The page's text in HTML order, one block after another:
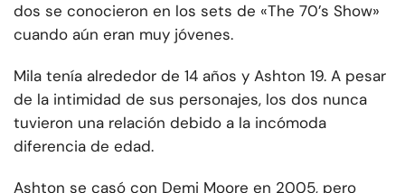
dos se conocieron en los sets de «The 70’s Show»
cuando aún eran muy jóvenes.
Mila tenía alrededor de 14 años y Ashton 19. A pesar
de la intimidad de sus personajes, los dos nunca
tuvieron una relación debido a la incómoda
diferencia de edad.
Ashton se casó con Demi Moore en 2005, pero